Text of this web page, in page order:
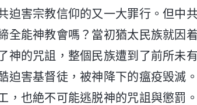
迫害宗教信仰的又一大罪行。但中
全能神教會嗎？當初猶太民族就因
神的咒詛，整個民族遭到了前所未
迫害基督徒，被神降下的瘟疫毁滅
，也絶不可能逃脱神的咒詛與懲罰